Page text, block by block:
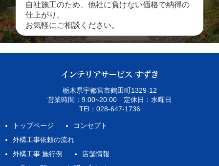
自社施工のため、他社に負けない価格で納得の
仕上がり。
お気軽にご相談ください。
栃木県宇都宮市鶴田町1329‐12
営業時間：9:00~20:00 定休日：水曜日
TEl：028-647-1736
トップページ
コンセプト
外構工事依頼の流れ
外構工事 施行例
店舗情報